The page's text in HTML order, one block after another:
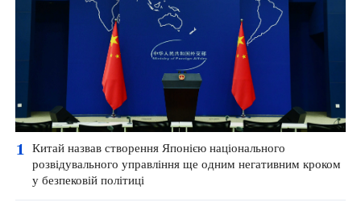
1
Китай назвав створення Японією національного
розвідувального управління ще одним негативним кроком
у безпековій політиці